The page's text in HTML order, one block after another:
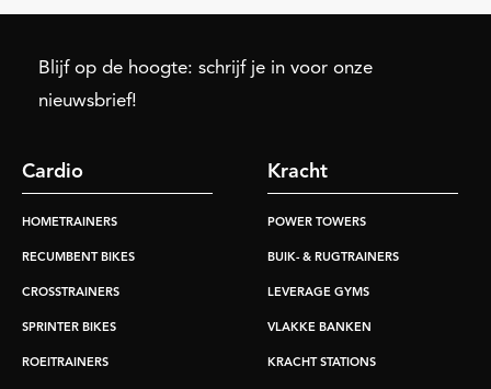
Blijf op de hoogte: schrijf je in voor onze
nieuwsbrief!
Cardio
HOMETRAINERS
RECUMBENT BIKES
CROSSTRAINERS
SPRINTER BIKES
ROEITRAINERS
Kracht
POWER TOWERS
BUIK- & RUGTRAINERS
LEVERAGE GYMS
VLAKKE BANKEN
KRACHT STATIONS